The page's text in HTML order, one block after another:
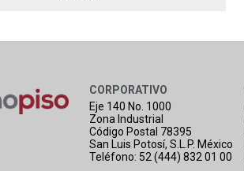
CORPORATIVO
Eje 140 No. 1000
Zona Industrial
Código Postal 78395
San Luis Potosí, S.L.P. México
Teléfono: 52 (444) 832 01 00